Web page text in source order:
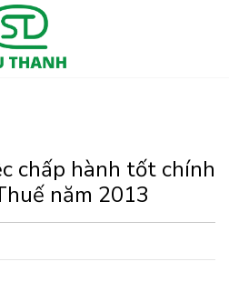
chấp hành tốt chính
năm 2013